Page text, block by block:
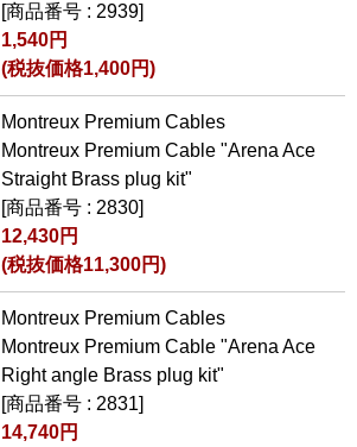
[商品番号 : 2939]
1,540円
(税抜価格1,400円)
Montreux Premium Cables
Montreux Premium Cable "Arena Ace
Straight Brass plug kit"
[商品番号 : 2830]
12,430円
(税抜価格11,300円)
Montreux Premium Cables
Montreux Premium Cable "Arena Ace
Right angle Brass plug kit"
[商品番号 : 2831]
14,740円